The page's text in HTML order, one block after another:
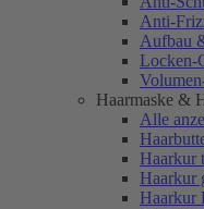
Anti-
Aufbau
Locken-
Haarmaske &
Alle
Haarkur
Haarkur
Haarkur